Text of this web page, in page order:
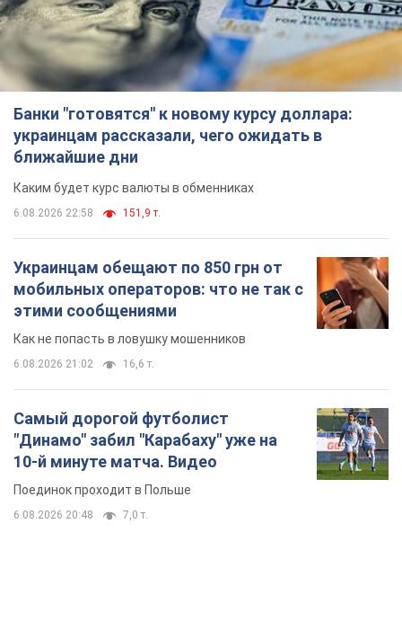
Банки "готовятся" к новому курсу доллара:
украинцам рассказали, чего ожидать в
ближайшие дни
Каким будет курс валюты в обменниках
6.08.2026 22:58 151,9 т.
Украинцам обещают по 850 грн от
мобильных операторов: что не так с
этими сообщениями
Как не попасть в ловушку мошенников
6.08.2026 21:02 16,6 т.
Самый дорогой футболист
"Динамо" забил "Карабаху" уже на
10-й минуте матча. Видео
Поединок проходит в Польше
6.08.2026 20:48 7,0 т.